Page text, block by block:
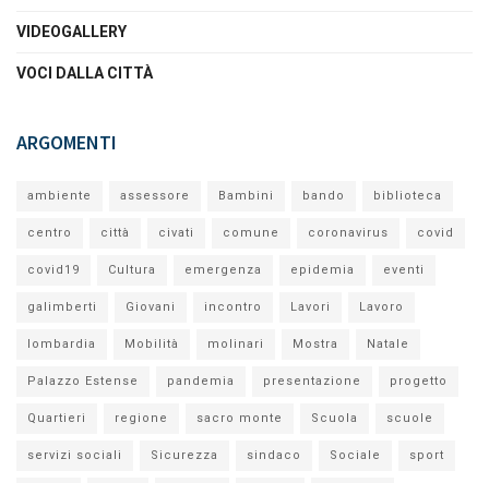
VIDEOGALLERY
VOCI DALLA CITTÀ
ARGOMENTI
ambiente assessore Bambini bando biblioteca
centro città civati comune coronavirus covid
covid19 Cultura emergenza epidemia eventi
galimberti Giovani incontro Lavori Lavoro
lombardia Mobilità molinari Mostra Natale
Palazzo Estense pandemia presentazione progetto
Quartieri regione sacro monte Scuola scuole
servizi sociali Sicurezza sindaco Sociale sport